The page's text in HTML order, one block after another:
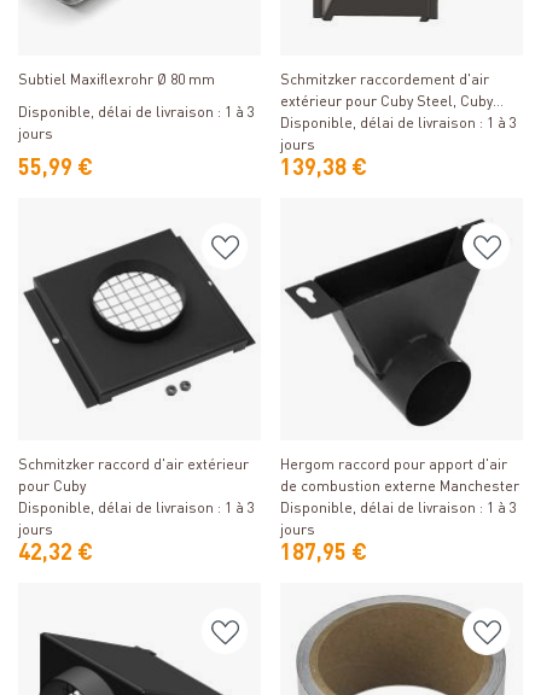
Subtiel Maxiflexrohr Ø 80 mm
Disponible, délai de livraison : 1 à 3
jours
55,99 €
Schmitzker raccordement d'air
extérieur pour Cuby Steel, Cuby
Grid et Cuby Stripe
Disponible, délai de livraison : 1 à 3
jours
139,38 €
Schmitzker raccord d'air extérieur
pour Cuby
Disponible, délai de livraison : 1 à 3
jours
42,32 €
Détails
Hergom raccord pour apport d'air
de combustion externe Manchester
Disponible, délai de livraison : 1 à 3
jours
187,95 €